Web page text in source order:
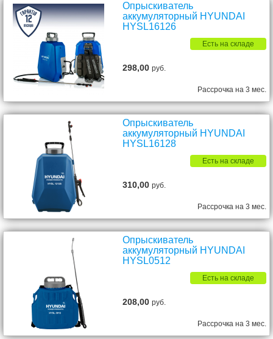
Опрыскиватель
аккумуляторный HYUNDAI
HYSL16126
Есть на складе
298,00руб.
Рассрочка на 3 мес.
Опрыскиватель
аккумуляторный HYUNDAI
HYSL16128
Есть на складе
310,00руб.
Рассрочка на 3 мес.
Опрыскиватель
аккумуляторный HYUNDAI
HYSL0512
Есть на складе
208,00руб.
Рассрочка на 3 мес.